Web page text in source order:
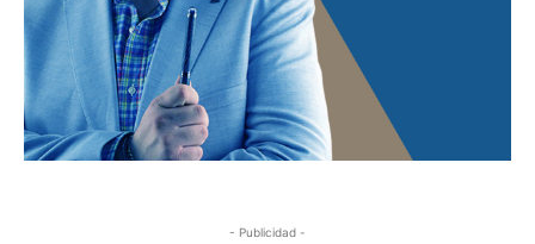
- Publicidad -